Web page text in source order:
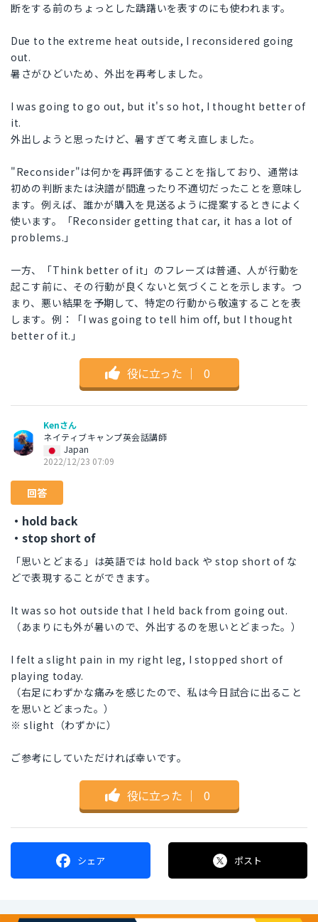
断をする前のちょっとした躊躇いを表すのにも使われます。
Due to the extreme heat outside, I reconsidered going
out.
暑さがひどいため、外出を再考しました。
I was going to go out, but it's so hot, I thought better of
it.
外出しようと思ったけど、暑すぎて考え直しました。
"Reconsider"は何かを再評価することを指しており、通常は
初めの判断または決譜が間違ったり不適切だったことを意味し
ます。例えば、誰かが購入を見送るように提案するときによく
使います。「Reconsider getting that car, it has a lot of
problems.」
一方、「Think better of it」のフレーズは普通、人が行動を
起こす前に、その行動が良くないと気づくことを示します。つ
まり、悪い結果を予期して、特定の行動から敬遠することを表
します。例：「I was going to tell him off, but I thought
better of it.」
役に立った ｜ 0
Kenさん
ネイティブキャンプ英会話講師
Japan
2022/12/23 07:09
回答
・hold back
・stop short of
「思いとどまる」は英語では hold back や stop short of な
どで表現することができます。
It was so hot outside that I held back from going out.
（あまりにも外が暑いので、外出するのを思いとどまった。）
I felt a slight pain in my right leg, I stopped short of
playing today.
（右足にわずかな痛みを感じたので、私は今日試合に出ること
を思いとどまった。）
※ slight（わずかに）
ご参考にしていただければ幸いです。
役に立った ｜ 0
シェア ポスト